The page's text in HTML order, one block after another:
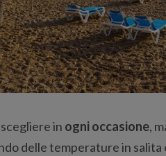
in ogni occasione,
delle temperature in salita